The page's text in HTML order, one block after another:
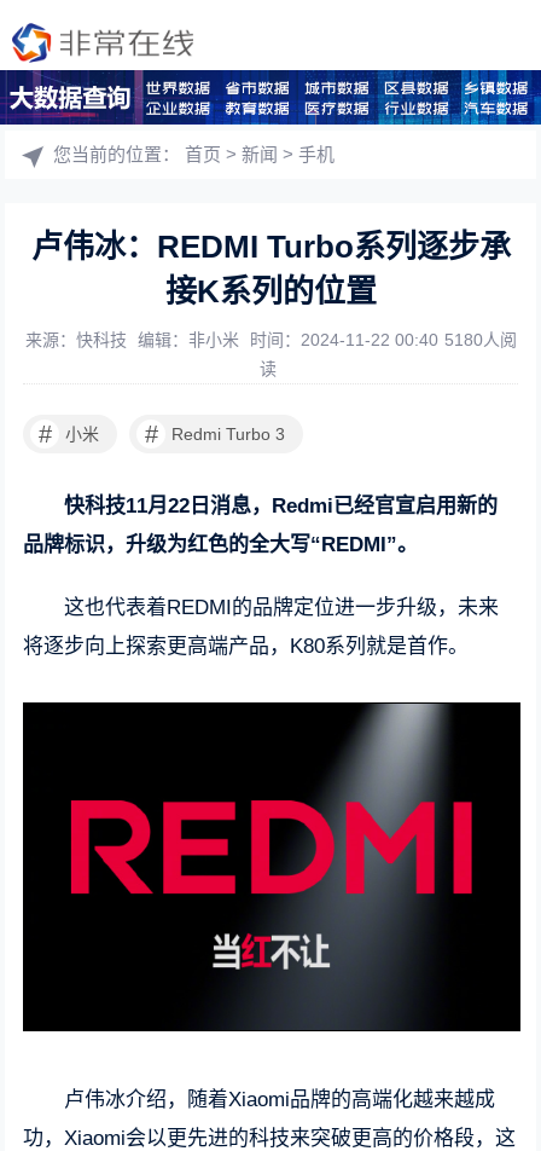
您当前的位置：首页 >新闻 >手机
卢伟冰：REDMI Turbo系列逐步承
接K系列的位置
来源：快科技 编辑：非小米 时间：2024-11-22 00:40 5180人阅
读
# 小米 # Redmi Turbo 3
快科技11月22日消息，Redmi已经官宣启用新的
品牌标识，升级为红色的全大写“REDMI”。
这也代表着REDMI的品牌定位进一步升级，未来
将逐步向上探索更高端产品，K80系列就是首作。
卢伟冰介绍，随着Xiaomi品牌的高端化越来越成
功，Xiaomi会以更先进的科技来突破更高的价格段，这